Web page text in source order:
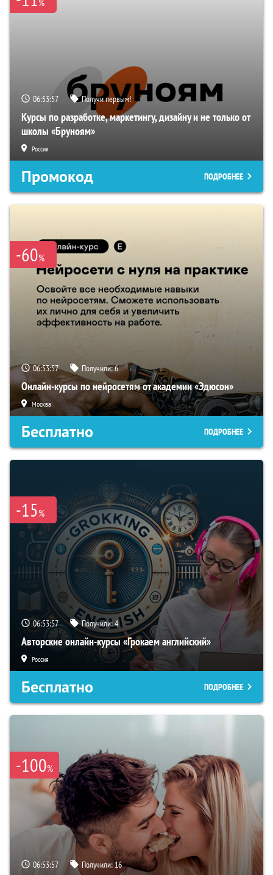
%
06:53:56 Получи первым!
Курсы по разработке, маркетингу, дизайну и не только от
школы «Бруноям»
Россия
Промокод ПОДРОБНЕЕ
-60%
06:53:56 Получили:6
Онлайн-курсы по нейросетям от академии «Эдюсон»
Москва
Бесплатно ПОДРОБНЕЕ
-15%
06:53:56 Получили:4
Авторские онлайн-курсы «Грокаем английский»
Россия
Бесплатно ПОДРОБНЕЕ
-100%
06:53:56 Получили:16